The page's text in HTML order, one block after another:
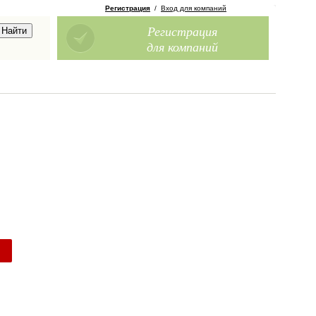
Регистрация / Вход для компаний
Регистрация
для компаний